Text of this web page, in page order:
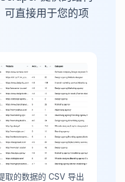
可直接用于您的项
取的数据的 CSV 导出